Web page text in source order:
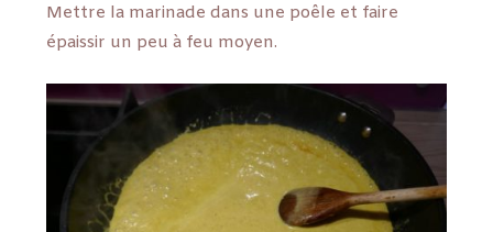
Mettre la marinade dans une poêle et faire
épaissir un peu à feu moyen.